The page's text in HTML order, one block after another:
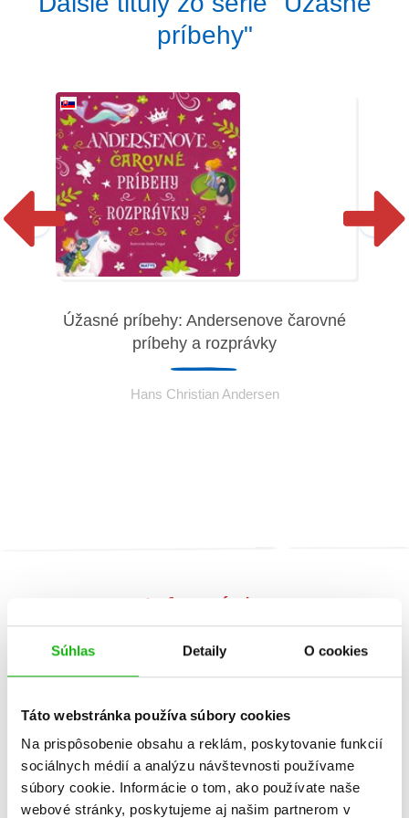
Súhlas Detaily O cookies
Táto webstránka používa súbory cookies
Na prispôsobenie obsahu a reklám, poskytovanie funkcií
sociálnych médií a analýzu návštevnosti používame
súbory cookie. Informácie o tom, ako používate naše
webové stránky, poskytujeme aj našim partnerom v
príbehy"
Úžasné príbehy: Andersenove čarovné
príbehy a rozprávky
Hans Christian Andersen
Informácie
Žáner
Počet strán 64
K stiahnutiu Ukážka.pdf